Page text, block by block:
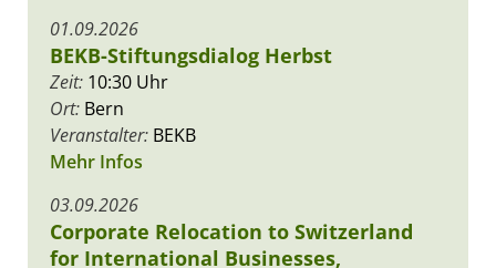
01.09.2026
BEKB-Stiftungsdialog Herbst
Zeit: 10:30 Uhr
Ort: Bern
Veranstalter: BEKB
Mehr Infos
03.09.2026
Corporate Relocation to Switzerland
for International Businesses,